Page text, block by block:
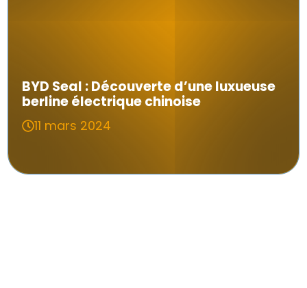
BYD Seal : Découverte d’une luxueuse
berline électrique chinoise
11 mars 2024